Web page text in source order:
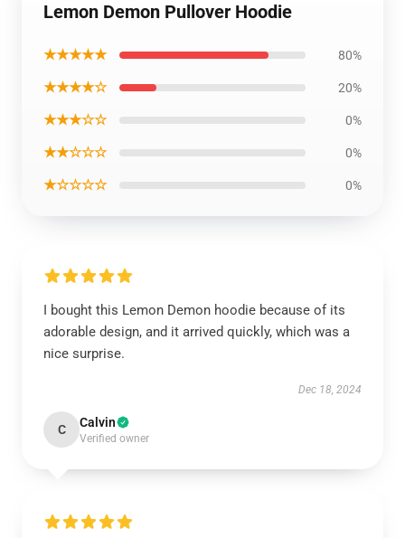
Lemon Demon Pullover Hoodie
★★★★★ 80%
★★★★☆ 20%
★★★☆☆ 0%
★★☆☆☆ 0%
★☆☆☆☆ 0%
I bought this Lemon Demon hoodie because of its
adorable design, and it arrived quickly, which was a
nice surprise.
Dec 18, 2024
C Calvin
Verified owner